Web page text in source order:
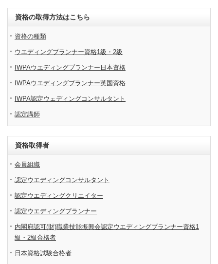
資格の取得方法はこちら
資格の種類
ウエディングプランナー資格1級・2級
IWPAウエディングプランナー日本資格
IWPAウエディングプランナー英国資格
IWPA認定ウェディングコンサルタント
認定講師
資格取得者
会員組織
認定ウエディングコンサルタント
認定ウエディングクリエイター
認定ウエディングプランナー
内閣府認可(財)職業技能振興会認定ウエディングプランナー資格1
級・2級合格者
日本資格試験合格者